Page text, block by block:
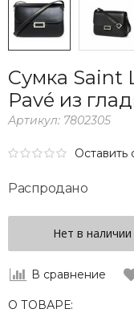
Сумка Saint
Pavé из
Артикул: 7802305
Оставить
Распродано
Нет в наличии
В сравнение
О ТОВАРЕ: